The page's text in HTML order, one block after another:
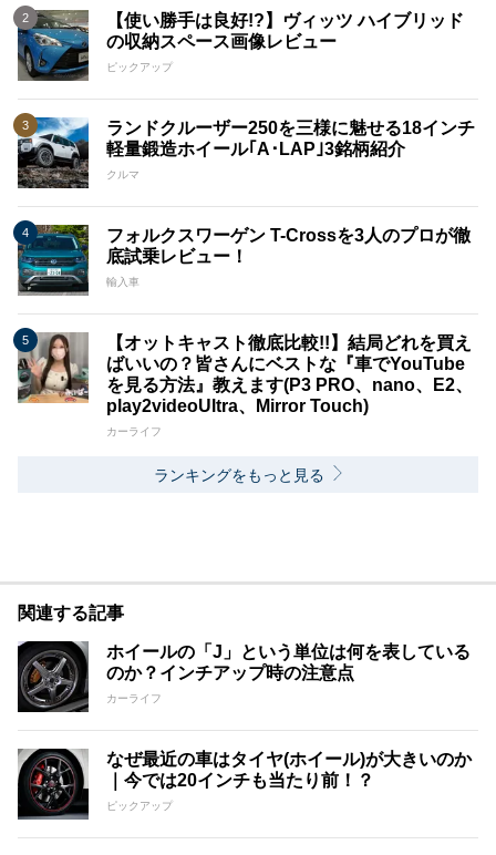
【使い勝手は良好!?】ヴィッツ ハイブリッド
の収納スペース画像レビュー
ピックアップ
ランドクルーザー250を三様に魅せる18インチ
軽量鍛造ホイール｢A･LAP｣3銘柄紹介
クルマ
フォルクスワーゲン T-Crossを3人のプロが徹
底試乗レビュー！
輸入車
【オットキャスト徹底比較!!】結局どれを買え
ばいいの？皆さんにベストな『車でYouTube
を見る方法』教えます(P3 PRO、nano、E2、
play2videoUltra、Mirror Touch)
カーライフ
ランキングをもっと見る
関連する記事
ホイールの「J」という単位は何を表している
のか？インチアップ時の注意点
カーライフ
なぜ最近の車はタイヤ(ホイール)が大きいのか
｜今では20インチも当たり前！？
ピックアップ